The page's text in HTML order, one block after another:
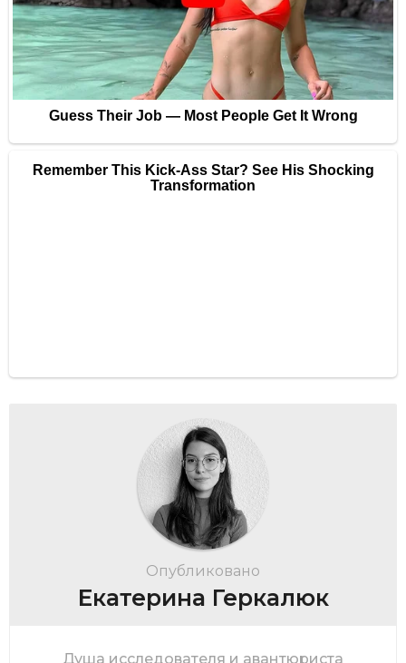
Опубликовано
Екатерина Геркалюк
Душа исследователя и авантюриста